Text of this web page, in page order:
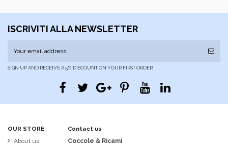
ISCRIVITI ALLA NEWSLETTER
SIGN UP AND RECEIVE A 5% DISCOUNT ON YOUR FIRST ORDER
OUR STORE
About us
Contact us
Coccole & Ricami